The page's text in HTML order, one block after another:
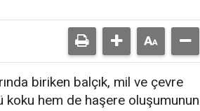
biriken balçık, mil ve çevre
koku hem de haşere oluşumunun